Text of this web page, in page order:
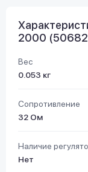
2000
Вес
0.053 кг
Сопротивление
32 Ом
Наличие
Нет